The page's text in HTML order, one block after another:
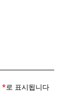
*로 표시됩니다